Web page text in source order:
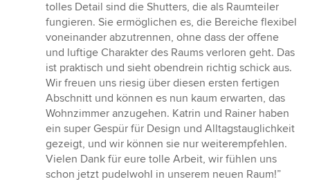
tolles Detail sind die Shutters, die als Raumteiler
fungieren. Sie ermöglichen es, die Bereiche flexibel
voneinander abzutrennen, ohne dass der offene
und luftige Charakter des Raums verloren geht. Das
ist praktisch und sieht obendrein richtig schick aus.
Wir freuen uns riesig über diesen ersten fertigen
Abschnitt und können es nun kaum erwarten, das
Wohnzimmer anzugehen. Katrin und Rainer haben
ein super Gespür für Design und Alltagstauglichkeit
gezeigt, und wir können sie nur weiterempfehlen.
Vielen Dank für eure tolle Arbeit, wir fühlen uns
schon jetzt pudelwohl in unserem neuen Raum!”